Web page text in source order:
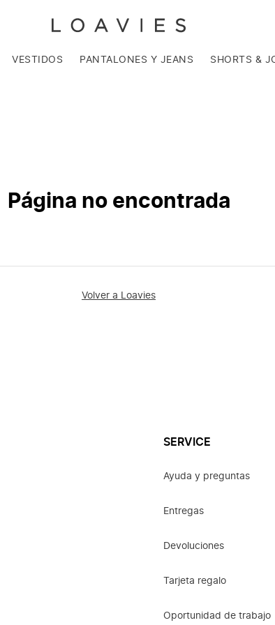
VESTIDOS PANTALONES Y JEANS SHORTS &
Página no encontrada
Volver a Loavies
SERVICE
Ayuda y preguntas
Entregas
Devoluciones
Tarjeta regalo
Oportunidad de trabajo